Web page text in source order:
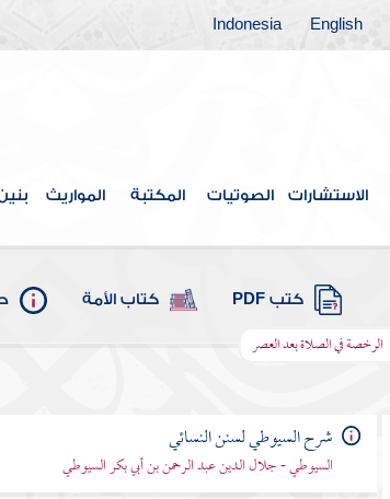
English
Indonesia
الاستشارات الصوتيات المكتبة المواريث
كتب PDF كتاب الأمة
الرخصة في الصلاة بعد العصر
شرح السيوطي لسنن النسائي
السيوطي - جلال الدين عبد الرحمن بن أبي بكر السيوطي